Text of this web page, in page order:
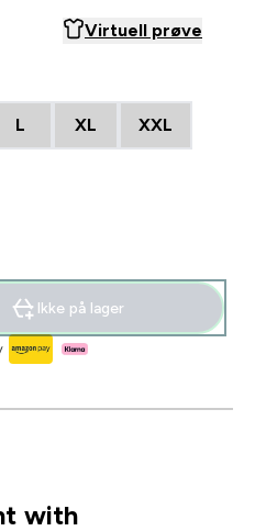
Virtuell prøve
L XL XXL
Ikke på lager
with